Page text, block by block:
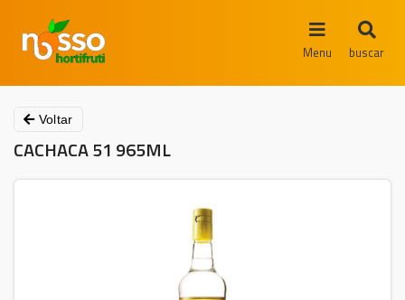
Menu buscar
Voltar
CACHACA 51 965ML